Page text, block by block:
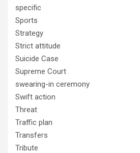
specific
Sports
Strategy
Strict attitude
Suicide Case
Supreme Court
swearing-in ceremony
Swift action
Threat
Traffic plan
Transfers
Tribute